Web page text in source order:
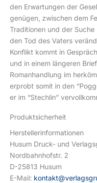
den Erwartungen der
genügen, zwischen dem
Traditionen und der
den Tod des Vaters
Konflikt kommt in
und in einem längeren
Romanhandlung im
erprobt somit in den
er im “Stechlin”
Produktsicherheit
Herstellerinformationen
Husum Druck- und
Nordbahnhofstr. 2
D-25813 Husum
E-Mail: